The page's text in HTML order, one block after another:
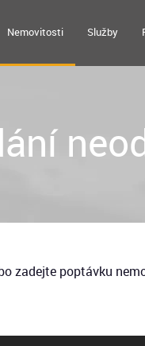
Nemovitosti Služby
zadejte poptávku